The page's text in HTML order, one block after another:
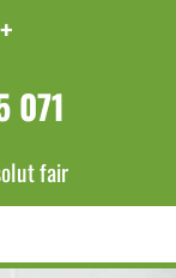
071
fair